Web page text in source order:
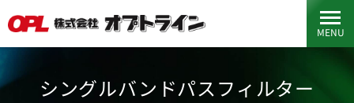
MENU
シングルバンドパスフィルター